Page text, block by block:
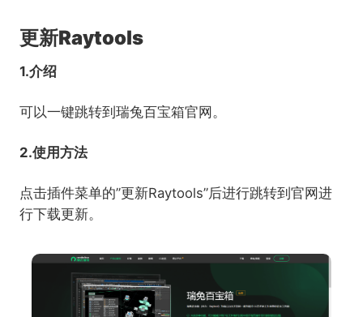
更新Raytools
1.介绍
可以一键跳转到瑞兔百宝箱官网。
2.使用方法
点击插件菜单的”更新Raytools”后进行跳转到官网进
行下载更新。